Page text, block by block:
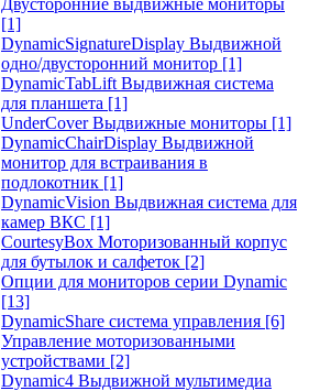
Двусторонние выдвижные мониторы
[1]
DynamicSignatureDisplay Выдвижной
одно/двусторонний монитор [1]
DynamicTabLift Выдвижная система
для планшета [1]
UnderCover Выдвижные мониторы [1]
DynamicChairDisplay Выдвижной
монитор для встраивания в
подлокотник [1]
DynamicVision Выдвижная система для
камер ВКС [1]
CourtesyBox Моторизованный корпус
для бутылок и салфеток [2]
Опции для мониторов серии Dynamic
[13]
DynamicShare система управления [6]
Управление моторизованными
устройствами [2]
Dynamic4 Выдвижной мультимедиа